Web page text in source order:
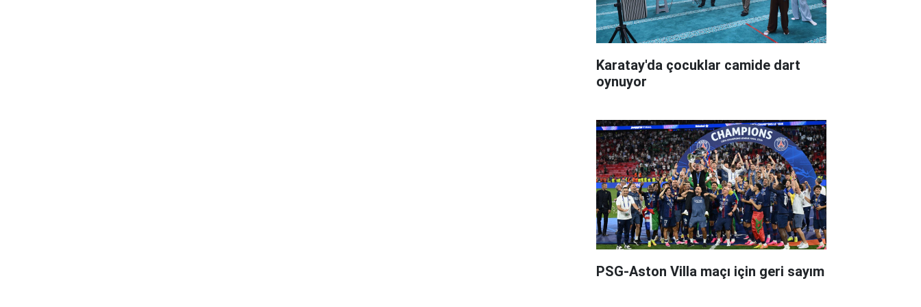
Karatay'da çocuklar camide dart
oynuyor
PSG-Aston Villa maçı için geri sayım